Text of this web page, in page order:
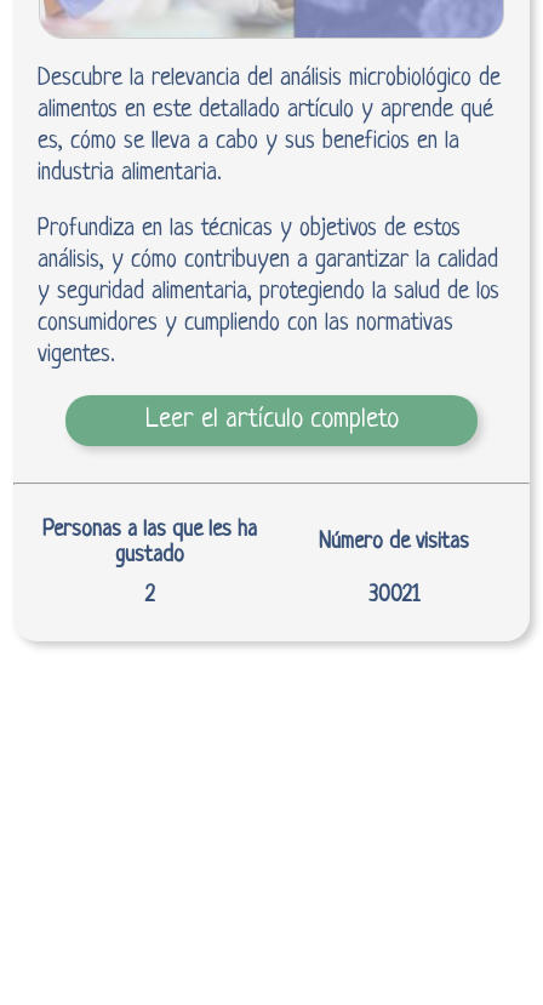
Descubre la relevancia del análisis microbiológico de
alimentos en este detallado artículo y aprende qué
es, cómo se lleva a cabo y sus beneficios en la
industria alimentaria.
Profundiza en las técnicas y objetivos de estos
análisis, y cómo contribuyen a garantizar la calidad
y seguridad alimentaria, protegiendo la salud de los
consumidores y cumpliendo con las normativas
vigentes.
Leer el artículo completo
Personas a las que les ha
gustado
Número de visitas
2 30021